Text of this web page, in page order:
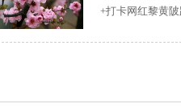
+打卡网红黎黄